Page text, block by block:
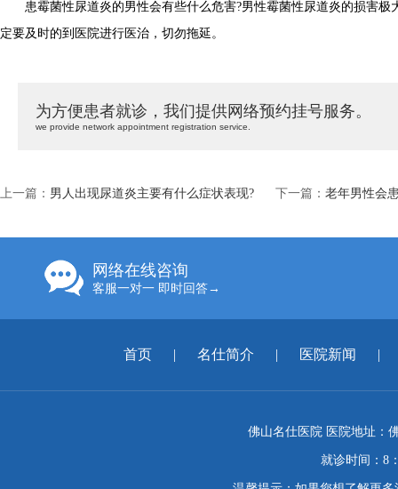
患霉菌性尿道炎的男性会有些什么危害?男性霉菌性尿道炎的损害极
定要及时的到医院进行医治，切勿拖延。
为方便患者就诊，我们提供网络预约挂号服务。
we provide network appointment registration service.
上一篇： 男人出现尿道炎主要有什么症状表现? 下一篇： 老年男性会
网络在线咨询
客服一对一 即时回答→
首页 | 名仕简介 | 医院新闻 |
佛山名仕医院 医院地址：
就诊时间：8